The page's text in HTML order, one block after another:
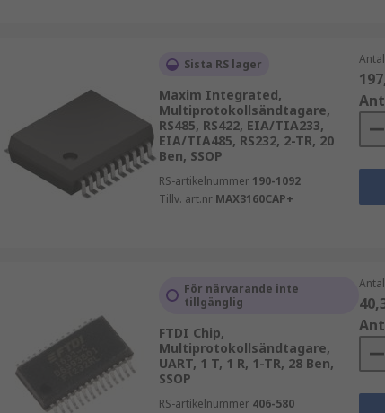
Sista RS lager
Maxim Integrated,
Multiprotokollsändtagare,
RS485, RS422, EIA/TIA233,
EIA/TIA485, RS232, 2-TR, 20
Ben, SSOP
RS-artikelnummer 190-1092
Tillv. art.nr MAX3160CAP+
För närvarande inte
tillgänglig
FTDI Chip,
Multiprotokollsändtagare,
UART, 1 T, 1 R, 1-TR, 28 Ben,
SSOP
RS-artikelnummer 406-580